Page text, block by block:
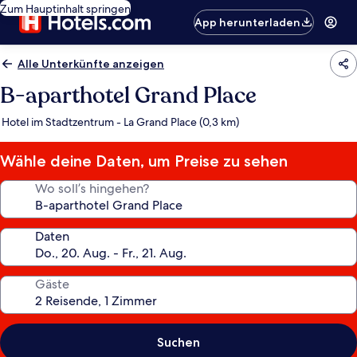
Zum Hauptinhalt springen
App herunterladen
Alle Unterkünfte anzeigen
B-aparthotel Grand Place
Hotel im Stadtzentrum - La Grand Place (0,3 km)
Wähle deine Daten, um Preise zu sehen
Wo soll’s hingehen?
Daten
Gäste
Suchen